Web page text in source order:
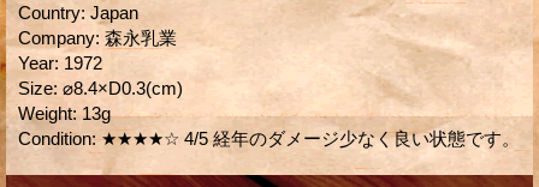
Country: Japan
Company: 森永乳業
Year: 1972
Size: ⌀8.4×D0.3(cm)
Weight: 13g
Condition: ★★★★☆ 4/5 経年のダメージ少なく良い状態です。